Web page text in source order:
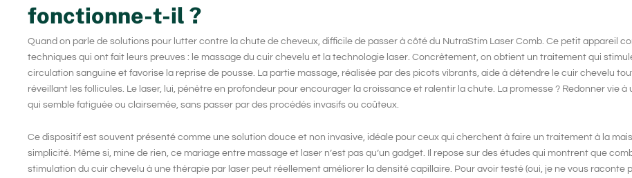
fonctionne-t-il ?
Quand on parle de solutions pour lutter contre la chute de cheveux , difficile de passer à côté du NutraStim Laser Comb. Ce petit appareil
techniques qui ont fait leurs preuves : le massage du cuir chevelu et la technologie laser . Concrètement, on obtient un traitement qui
circulation sanguine et favorise la reprise de pousse . La partie massage, réalisée par des picots vibrants, aide à détendre le cuir chevelu
réveillant les follicules. Le laser, lui, pénètre en profondeur pour encourager la croissance et ralentir la chute. La promesse ? Redonner vie à
qui semble fatiguée ou clairsemée, sans passer par des procédés invasifs ou coûteux.
Ce dispositif est souvent présenté comme une solution douce et non invasive, idéale pour ceux qui cherchent à faire un traitement à la
simplicité. Même si, mine de rien, ce mariage entre massage et laser n’est pas qu’un gadget. Il repose sur des études qui montrent que
stimulation du cuir chevelu à une thérapie par laser peut réellement améliorer la densité capillaire. Pour avoir testé (oui, je ne vous raconte